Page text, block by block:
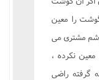
را معين
مشترى مى
معين نکرده ،
گرفته راضى